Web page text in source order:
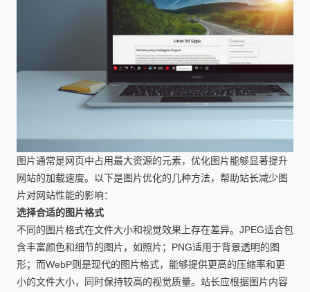
图片通常是网页中占用最大资源的元素，优化图片能够显著提升
网站的加载速度。以下是图片优化的几种方法，帮助站长减少图
片对网站性能的影响：
选择合适的图片格式
不同的图片格式在文件大小和视觉效果上存在差异。JPEG适合包
含丰富颜色和细节的图片，如照片；PNG适用于背景透明的图
形；而WebP则是现代的图片格式，能够提供更高的压缩率和更
小的文件大小，同时保持较高的视觉质量。站长应根据图片内容